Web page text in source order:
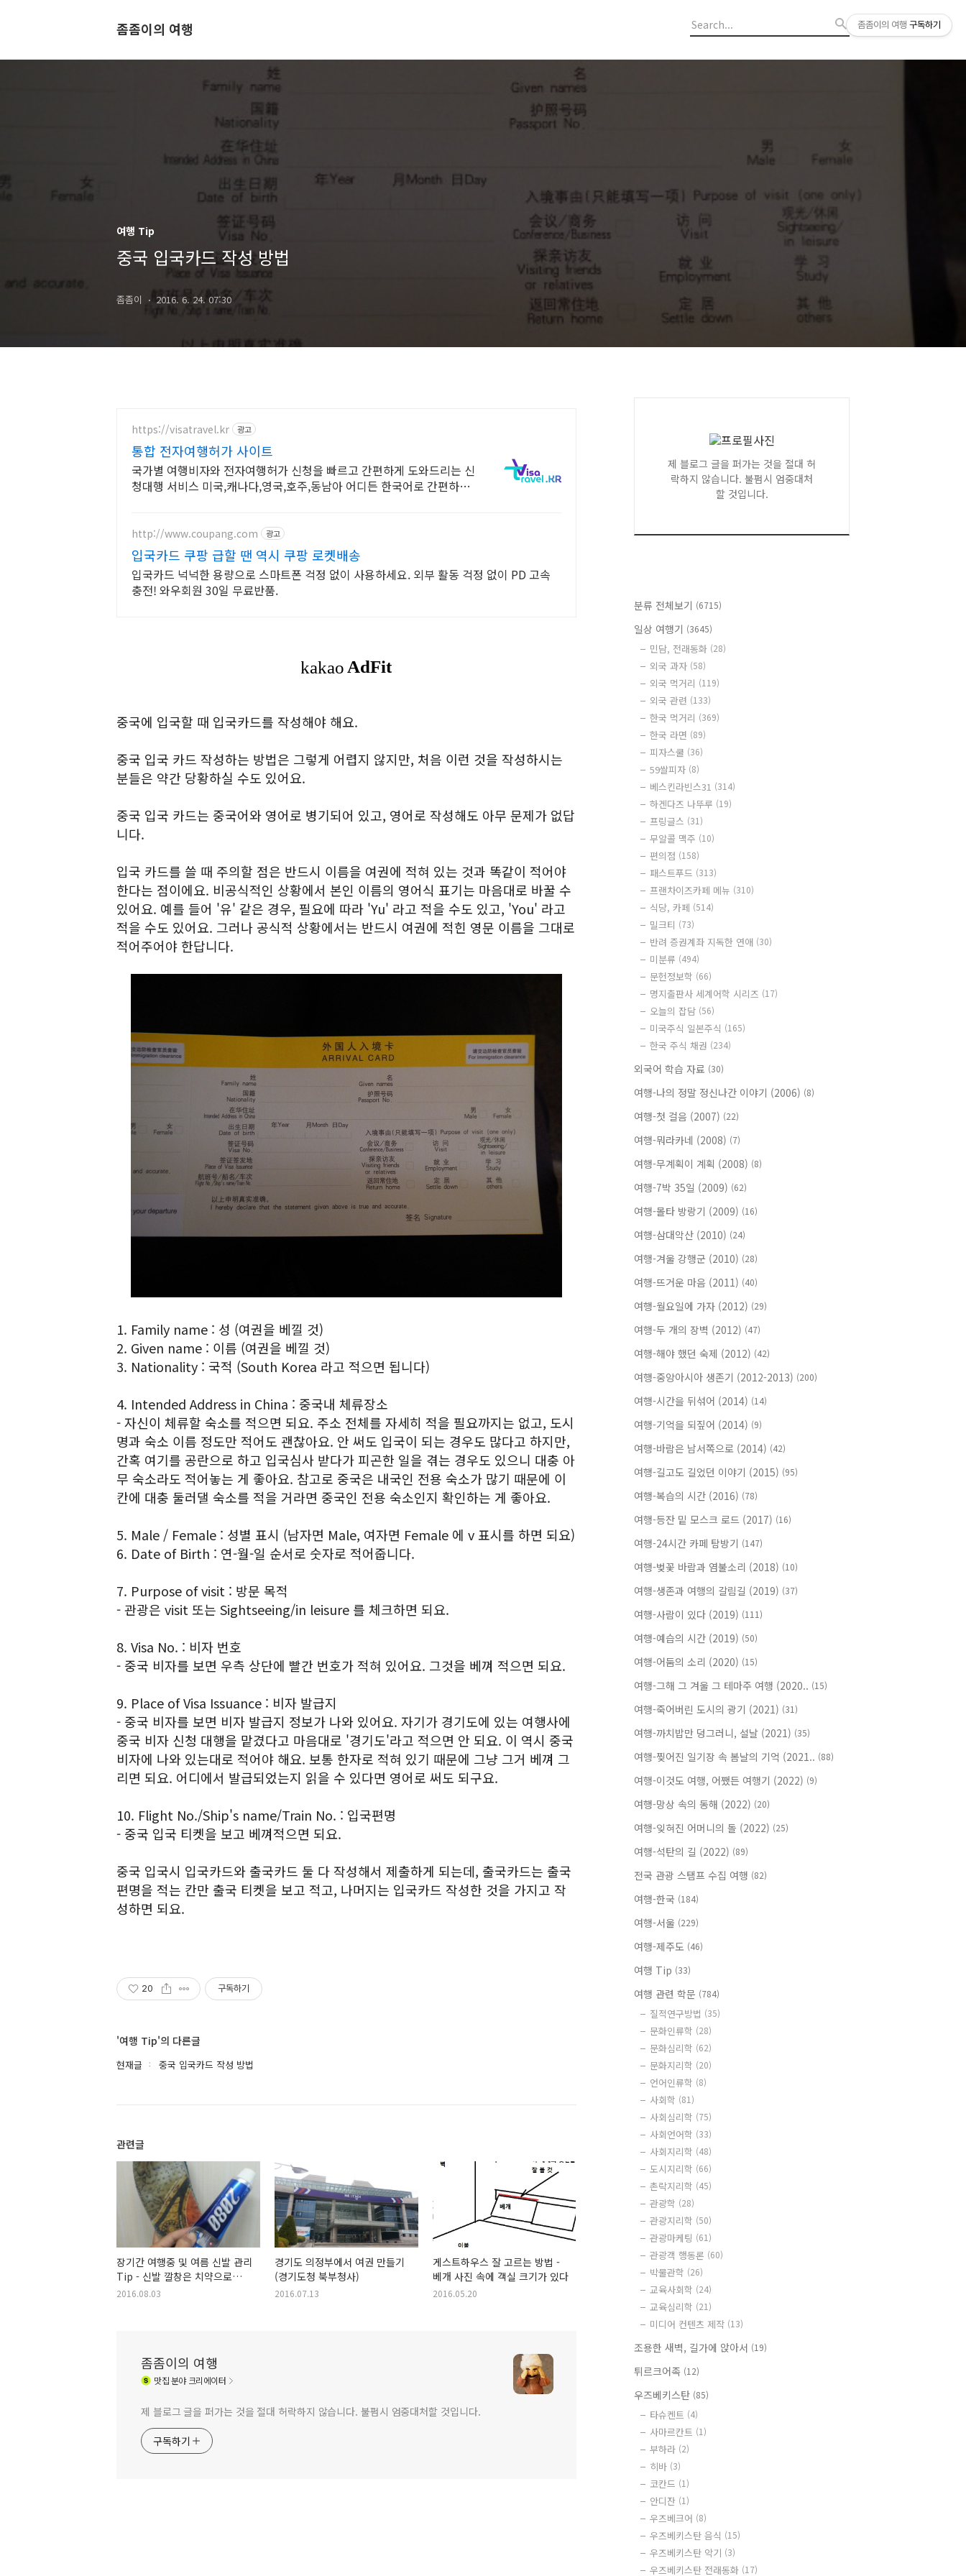
좀좀이의 여행
여행 Tip
중국 입국카드 작성 방법
좀좀이 2016. 6. 24. 07:30
https://visatravel.kr 광고
통합 전자여행허가 사이트
국가별 여행비자와 전자여행허가 신청을 빠르고 간편하게 도와드리는 신
청대행 서비스 미국,캐나다,영국,호주,동남아 어디든 한국어로 간편하게
http://www.coupang.com 광고
입국카드 쿠팡 급할 땐 역시 쿠팡 로켓배송
입국카드 넉넉한 용량으로 스마트폰 걱정 없이 사용하세요. 외부 활동 걱정 없이 PD 고속
충전! 와우회원 30일 무료반품.
중국에 입국할 때 입국카드를 작성해야 해요.
중국 입국 카드 작성하는 방법은 그렇게 어렵지 않지만, 처음 이런 것을 작성하시는
분들은 약간 당황하실 수도 있어요.
중국 입국 카드는 중국어와 영어로 병기되어 있고, 영어로 작성해도 아무 문제가 없답
니다.
입국 카드를 쓸 때 주의할 점은 반드시 이름을 여권에 적혀 있는 것과 똑같이 적어야
한다는 점이에요. 비공식적인 상황에서 본인 이름의 영어식 표기는 마음대로 바꿀 수
있어요. 예를 들어 '유' 같은 경우, 필요에 따라 'Yu' 라고 적을 수도 있고, 'You' 라고
적을 수도 있어요. 그러나 공식적 상황에서는 반드시 여권에 적힌 영문 이름을 그대로
적어주어야 한답니다.
1. Family name : 성 (여권을 베낄 것)
2. Given name : 이름 (여권을 베낄 것)
3. Nationality : 국적 (South Korea 라고 적으면 됩니다)
4. Intended Address in China : 중국내 체류장소
- 자신이 체류할 숙소를 적으면 되요. 주소 전체를 자세히 적을 필요까지는 없고, 도시
명과 숙소 이름 정도만 적어도 괜찮아요. 안 써도 입국이 되는 경우도 많다고 하지만,
간혹 여기를 공란으로 하고 입국심사 받다가 피곤한 일을 겪는 경우도 있으니 대충 아
무 숙소라도 적어놓는 게 좋아요. 참고로 중국은 내국인 전용 숙소가 많기 때문에 이
칸에 대충 둘러댈 숙소를 적을 거라면 중국인 전용 숙소인지 확인하는 게 좋아요.
5. Male / Female : 성별 표시 (남자면 Male, 여자면 Female 에 v 표시를 하면 되요)
6. Date of Birth : 연-월-일 순서로 숫자로 적어줍니다.
7. Purpose of visit : 방문 목적
- 관광은 visit 또는 Sightseeing/in leisure 를 체크하면 되요.
8. Visa No. : 비자 번호
- 중국 비자를 보면 우측 상단에 빨간 번호가 적혀 있어요. 그것을 베껴 적으면 되요.
9. Place of Visa Issuance : 비자 발급지
- 중국 비자를 보면 비자 발급지 정보가 나와 있어요. 자기가 경기도에 있는 여행사에
중국 비자 신청 대행을 맡겼다고 마음대로 '경기도'라고 적으면 안 되요. 이 역시 중국
비자에 나와 있는대로 적어야 해요. 보통 한자로 적혀 있기 때문에 그냥 그거 베껴 그
리면 되요. 어디에서 발급되었는지 읽을 수 있다면 영어로 써도 되구요.
10. Flight No./Ship's name/Train No. : 입국편명
- 중국 입국 티켓을 보고 베껴적으면 되요.
중국 입국시 입국카드와 출국카드 둘 다 작성해서 제출하게 되는데, 출국카드는 출국
편명을 적는 칸만 출국 티켓을 보고 적고, 나머지는 입국카드 작성한 것을 가지고 작
성하면 되요.
20 구독하기
'여행 Tip'의 다른글
현재글 중국 입국카드 작성 방법
관련글
장기간 여행중 및 여름 신발 관리
Tip - 신발 깔창은 치약으로
세탁하기
2016.08.03
경기도 의정부에서 여권 만들기
(경기도청 북부청사)
2016.07.13
게스트하우스 잘 고르는 방법 -
베개 사진 속에 객실 크기가 있다
2016.05.20
좀좀이의 여행
맛집분야 크리에이터
제 블로그 글을 퍼가는 것을 절대 허락하지 않습니다. 불펌시 엄중대처할 것입니다.
구독하기
제 블로그 글을 퍼가는 것을 절대 허
락하지 않습니다. 불펌시 엄중대처
할 것입니다.
분류 전체보기 (6715)
일상 여행기 (3645)
민담, 전래동화 (28)
외국 과자 (58)
외국 먹거리 (119)
외국 관련 (133)
한국 먹거리 (369)
한국 라면 (89)
피자스쿨 (36)
59쌀피자 (8)
베스킨라빈스31 (314)
하겐다즈 나뚜루 (19)
프링글스 (31)
무알콜 맥주 (10)
편의점 (158)
패스트푸드 (313)
프랜차이즈카페 메뉴 (310)
식당, 카페 (514)
밀크티 (73)
반려 증권계좌 지독한 연애 (30)
미분류 (494)
문헌정보학 (66)
명지출판사 세계어학 시리즈 (17)
오늘의 잡담 (56)
미국주식 일본주식 (165)
한국 주식 채권 (234)
외국어 학습 자료 (30)
여행-나의 정말 정신나간 이야기 (2006) (8)
여행-첫 걸음 (2007) (22)
여행-뭐라카네 (2008) (7)
여행-무계획이 계획 (2008) (8)
여행-7박 35일 (2009) (62)
여행-몰타 방랑기 (2009) (16)
여행-삼대악산 (2010) (24)
여행-겨울 강행군 (2010) (28)
여행-뜨거운 마음 (2011) (40)
여행-월요일에 가자 (2012) (29)
여행-두 개의 장벽 (2012) (47)
여행-해야 했던 숙제 (2012) (42)
여행-중앙아시아 생존기 (2012-2013) (200)
여행-시간을 뒤섞어 (2014) (14)
여행-기억을 되짚어 (2014) (9)
여행-바람은 남서쪽으로 (2014) (42)
여행-길고도 길었던 이야기 (2015) (95)
여행-복습의 시간 (2016) (78)
여행-등잔 밑 모스크 로드 (2017) (16)
여행-24시간 카페 탐방기 (147)
여행-벚꽃 바람과 염불소리 (2018) (10)
여행-생존과 여행의 갈림길 (2019) (37)
여행-사람이 있다 (2019) (111)
여행-예습의 시간 (2019) (50)
여행-어둠의 소리 (2020) (15)
여행-그해 그 겨울 그 테마주 여행 (2020.. (15)
여행-죽어버린 도시의 광기 (2021) (31)
여행-까치밥만 덩그러니, 설날 (2021) (35)
여행-찢어진 일기장 속 봄날의 기억 (2021.. (88)
여행-이것도 여행, 어쨌든 여행기 (2022) (9)
여행-망상 속의 동해 (2022) (20)
여행-잊혀진 어머니의 돌 (2022) (25)
여행-석탄의 길 (2022) (89)
전국 관광 스탬프 수집 여행 (82)
여행-한국 (184)
여행-서울 (229)
여행-제주도 (46)
여행 Tip (33)
여행 관련 학문 (784)
질적연구방법 (35)
문화인류학 (28)
문화심리학 (62)
문화지리학 (20)
언어인류학 (8)
사회학 (81)
사회심리학 (75)
사회언어학 (33)
사회지리학 (48)
도시지리학 (66)
촌락지리학 (45)
관광학 (28)
관광지리학 (50)
관광마케팅 (61)
관광객 행동론 (60)
박물관학 (26)
교육사회학 (24)
교육심리학 (21)
미디어 컨텐츠 제작 (13)
조용한 새벽, 길가에 앉아서 (19)
튀르크어족 (12)
우즈베키스탄 (85)
타슈켄트 (4)
사마르칸트 (1)
부하라 (2)
히바 (3)
코칸드 (1)
안디잔 (1)
우즈베크어 (8)
우즈베키스탄 음식 (15)
우즈베키스탄 악기 (3)
우즈베키스탄 전래동화 (17)
좀좀이의 여행 구독하기